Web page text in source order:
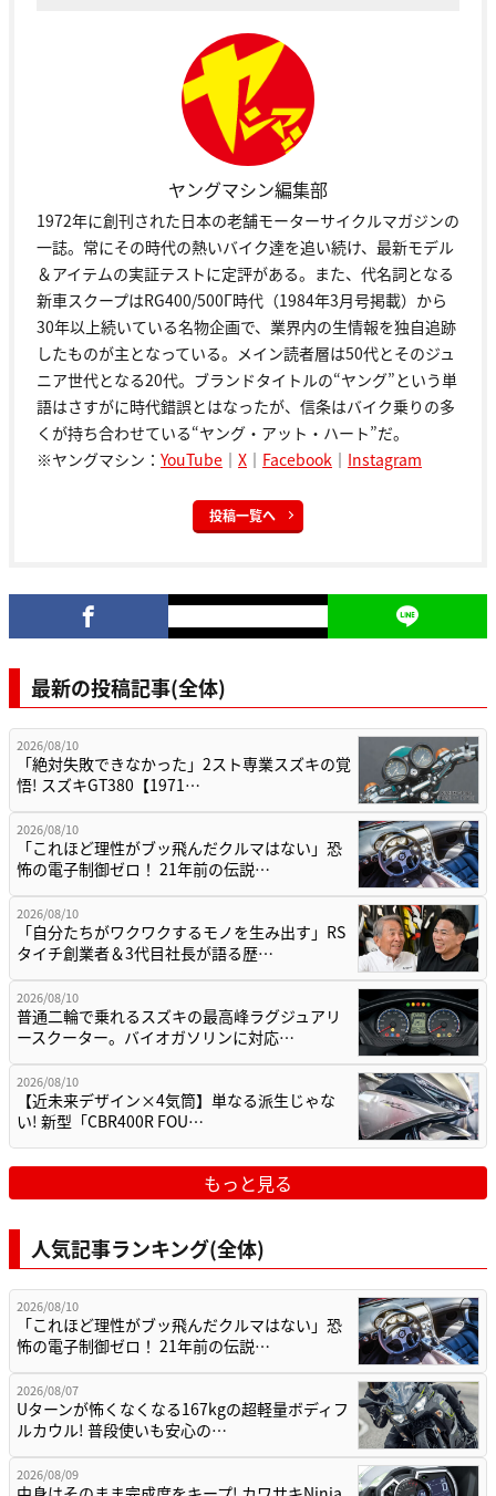
ヤングマシン編集部
1972年に創刊された日本の老舗モーターサイクルマガジンの
一誌。常にその時代の熱いバイク達を追い続け、最新モデル
＆アイテムの実証テストに定評がある。また、代名詞となる
新車スクープはRG400/500Γ時代（1984年3月号掲載）から
30年以上続いている名物企画で、業界内の生情報を独自追跡
したものが主となっている。メイン読者層は50代とそのジュ
ニア世代となる20代。ブランドタイトルの“ヤング”という単
語はさすがに時代錯誤とはなったが、信条はバイク乗りの多
くが持ち合わせている“ヤング・アット・ハート”だ。
※ヤングマシン： YouTube ｜ X ｜ Facebook ｜ Instagram
投稿一覧へ
最新の投稿記事(全体)
2026/08/10
「絶対失敗できなかった」2スト専業スズキの覚
悟! スズキGT380【1971…
2026/08/10
「これほど理性がブッ飛んだクルマはない」恐
怖の電子制御ゼロ！ 21年前の伝説…
2026/08/10
「自分たちがワクワクするモノを生み出す」RS
タイチ創業者＆3代目社長が語る歴…
2026/08/10
普通二輪で乗れるスズキの最高峰ラグジュアリ
ースクーター。バイオガソリンに対応…
2026/08/10
【近未来デザイン×4気筒】単なる派生じゃな
い! 新型「CBR400R FOU…
もっと見る
人気記事ランキング(全体)
2026/08/10
「これほど理性がブッ飛んだクルマはない」恐
怖の電子制御ゼロ！ 21年前の伝説…
2026/08/07
Uターンが怖くなくなる167kgの超軽量ボディフ
ルカウル! 普段使いも安心の…
2026/08/09